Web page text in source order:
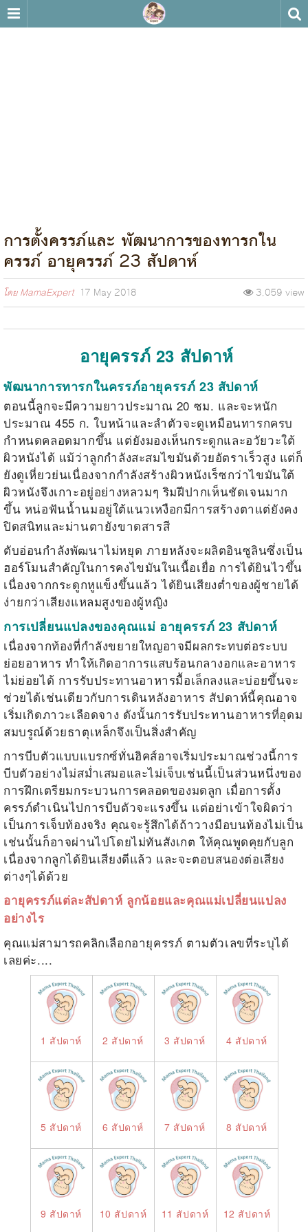
การตั้งครรภ์และ พัฒนาการของทารกใน
ครรภ์ อายุครรภ์ 23 สัปดาห์
โดยMamaExpert 17 May 2018 3,059 view
อายุครรภ์ 23 สัปดาห์
พัฒนาการทารกในครรภ์อายุครรภ์ 23 สัปดาห์
ตอนนี้ลูกจะมีความยาวประมาณ 20 ซม. และจะหนัก
ประมาณ 455 ก. ใบหน้าและลำตัวจะดูเหมือนทารกครบ
กำหนดคลอดมากขึ้น แต่ยังมองเห็นกระดูกและอวัยวะใต้
ผิวหนังได้ แม้ว่าลูกกำลังสะสมไขมันด้วยอัตราเร็วสูง แต่ก็
ยังดูเหี่ยวย่นเนื่องจากกำลังสร้างผิวหนังเร็ซกว่าไขมันใต้
ผิวหนังจึงเกาะอยู่อย่างหลวมๆ ริมฝีปากเห็นชัดเจนมาก
ขึ้น หน่อฟันน้ำนมอยู่ใต้แนวเหงือกมีการสร้างตาแต่ยังคง
ปิดสนิทและม่านตายังขาดสารสี
ตับอ่อนกำลังพัฒนาไม่หยุด ภายหลังจะผลิตอินซูลินซึ่งเป็น
ฮอร์โมนสำคัญในการคงไขมันในเนื้อเยื่อ การได้ยินไวขึ้น
เนื่องจากกระดูกหูแข็งขึ้นแล้ว ได้ยินเสียงต่ำของผู้ชายได้
ง่ายกว่าเสียงแหลมสูงของผู้หญิง
การเปลี่ยนแปลงของคุณแม่ อายุครรภ์ 23 สัปดาห์
เนื่องจากท้องที่กำลังขยายใหญอาจมีผลกระทบต่อระบบ
ย่อยอาหาร ทำให้เกิดอาการแสบร้อนกลางอกและอาหาร
ไม่ย่อยได้ การรับประทานอาหารมื้อเล็กลงและบ่อยขึ้นจะ
ช่วยได้เช่นเดียวกับการเดินหลังอาหาร สัปดาห์นี้คุณอาจ
เริ่มเกิดภาวะเลือดจาง ดังนั้นการรับประทานอาหารที่อุดม
สมบรูณ์ด้วยธาตุเหล็กจึงเป็นสิ่งสำคัญ
การบีบตัวแบบแบรกซ์ทั่นฮิคส์อาจเริ่มประมาณช่วงนี้การ
บีบตัวอย่างไม่สม่ำเสมอและไม่เจ็บเช่นนี้เป็นส่วนหนึ่งของ
การฝึกเตรียมกระบวนการคลอดของมดลูก เมื่อการตั้ง
ครรภ์ดำเนินไปการบีบตัวจะแรงขึ้น แต่อย่าเข้าใจผิดว่า
เป็นการเจ็บท้องจริง คุณจะรู้สึกได้ถ้าวางมือบนท้องไม่เป็น
เช่นนั้นก็อาจผ่านไปโดยไม่ทันสังเกต ให้คุณพูดคุยกับลูก
เนื่องจากลูกได้ยินเสียงดีแล้ว และจะตอบสนองต่อเสียง
ต่างๆได้ด้วย
อายุครรภ์แต่ละสัปดาห์ ลูกน้อยและคุณแม่เปลี่ยนแปลง
อย่างไร
คุณแม่สามารถคลิกเลือกอายุครรภ์ ตามตัวเลขที่ระบุได้
เลยค่ะ....
1 สัปดาห์ 2 สัปดาห์ 3 สัปดาห์ 4 สัปดาห์
5 สัปดาห์ 6 สัปดาห์ 7 สัปดาห์ 8 สัปดาห์
9 สัปดาห์ 10 สัปดาห์ 11 สัปดาห์ 12 สัปดาห์